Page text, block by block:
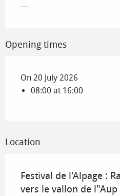
—
Opening times
On 20 July 2026
08:00 at 16:00
Location
Festival de l'Alpage :
vers le vallon de l"Aup